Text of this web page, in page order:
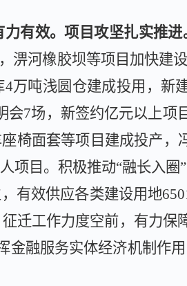
有效。项目攻坚扎实推进
淠河橡胶坝等项目加快建
4万吨浅圆仓建成投用，新
会7场，新签约亿元以上项
椅面套等项目建成投产，
项目。 积极推动“融长入圈
有效供应各类建设用地
迁工作力度空前，有力保
金融服务实体经济机制作